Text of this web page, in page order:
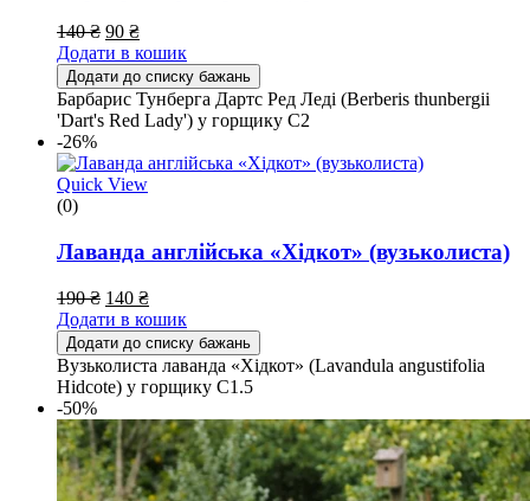
140₴ 90 ₴
Додати в кошик
Додати до списку бажань
Барбарис Тунберга Дартс Ред Леді (Berberis thunbergii
'Dart's Red Lady') у горщику С2
-26%
Quick View
(0)
Лаванда англійська «Хідкот» (вузьколиста)
190₴ 140 ₴
Додати в кошик
Додати до списку бажань
Вузьколиста лаванда «Хідкот» (Lavandula angustifolia
Hidcote) у горщику С1.5
-50%